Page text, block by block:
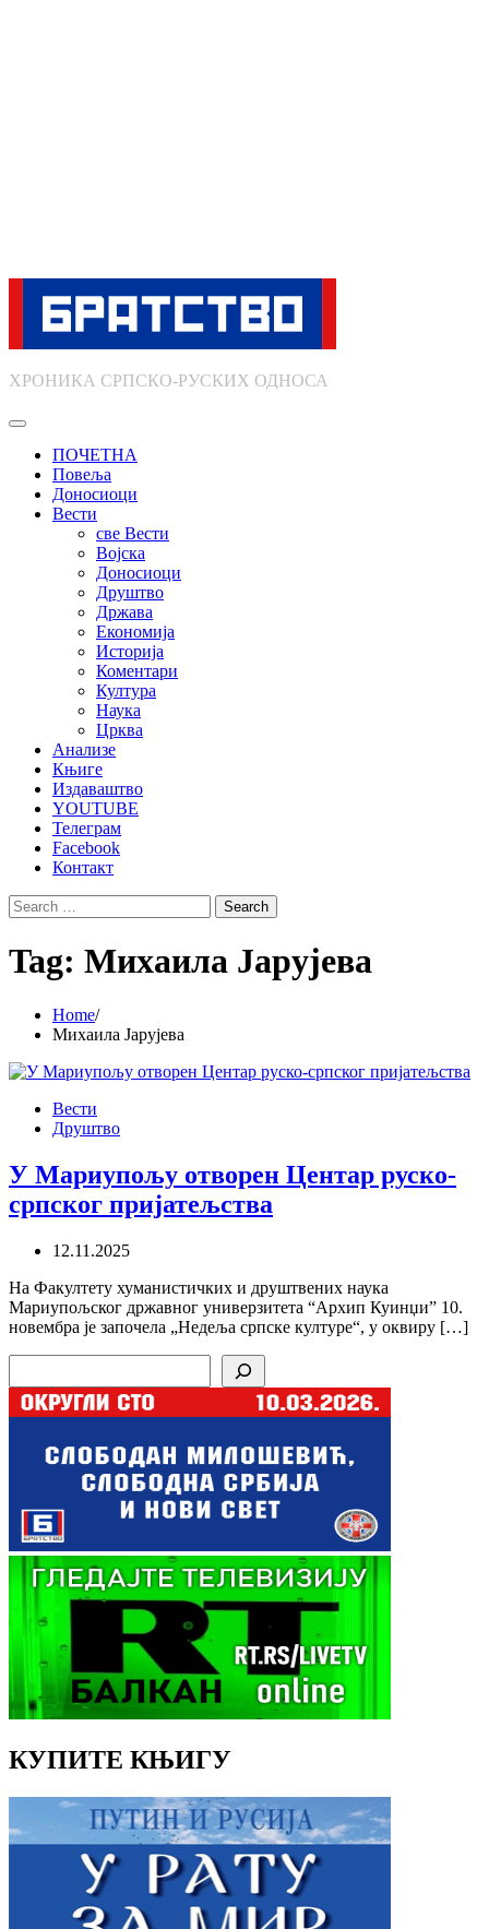
ХРОНИКА СРПСКО-РУСКИХ ОДНОСА
ПОЧЕТНА
Повеља
Доносиоци
Вести
све Вести
Војска
Доносиоци
Друштво
Држава
Економија
Историја
Коментари
Култура
Наука
Црква
Анализе
Књиге
Издаваштво
YOUTUBE
Телеграм
Facebook
Контакт
Search
for:
Tag: Михаила Јарујева
Home
Михаила Јарујева
Вести
Друштво
У Мариупољу отворен Центар руско-
српског пријатељства
12.11.2025
На Факултету хуманистичких и друштвених наука
Мариупољског државног универзитета “Архип Куинџи” 10.
новембра је започела „Недеља српске културе“, у оквиру […]
КУПИТЕ КЊИГУ